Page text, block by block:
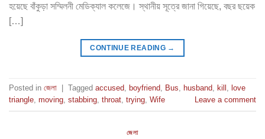
হয়েছে বাঁকুড়া সম্মিলনী মেডিক্যাল কলেজে। স্থানীয় সূত্রে জানা গিয়েছে, বছর ছয়েক
[…]
CONTINUE READING →
Posted in জেলা Tagged accused, boyfriend, Bus, husband, kill , love
triangle, moving, stabbing, throat, trying, Wife Leave a comment
জেলা